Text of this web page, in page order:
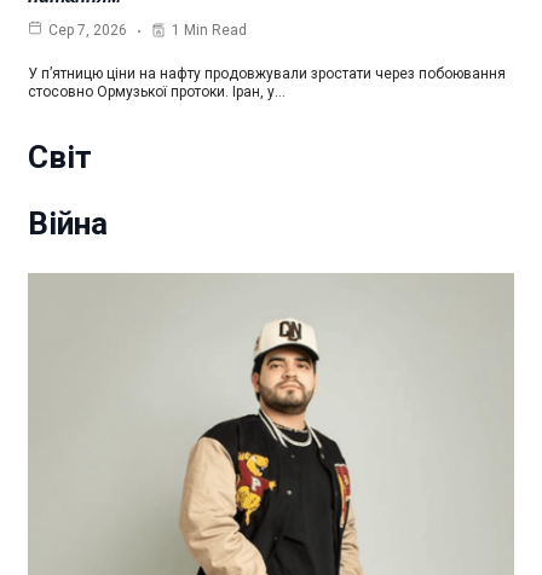
Сер 7, 2026 1 Min Read
У п’ятницю ціни на нафту продовжували зростати через побоювання
стосовно Ормузької протоки. Іран, у…
Світ
Війна